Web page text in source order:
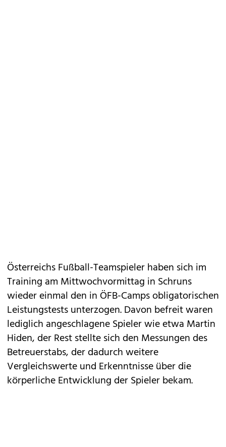
Österreichs Fußball-Teamspieler haben sich im
Training am Mittwochvormittag in Schruns
wieder einmal den in ÖFB-Camps obligatorischen
Leistungstests unterzogen. Davon befreit waren
lediglich angeschlagene Spieler wie etwa Martin
Hiden, der Rest stellte sich den Messungen des
Betreuerstabs, der dadurch weitere
Vergleichswerte und Erkenntnisse über die
körperliche Entwicklung der Spieler bekam.